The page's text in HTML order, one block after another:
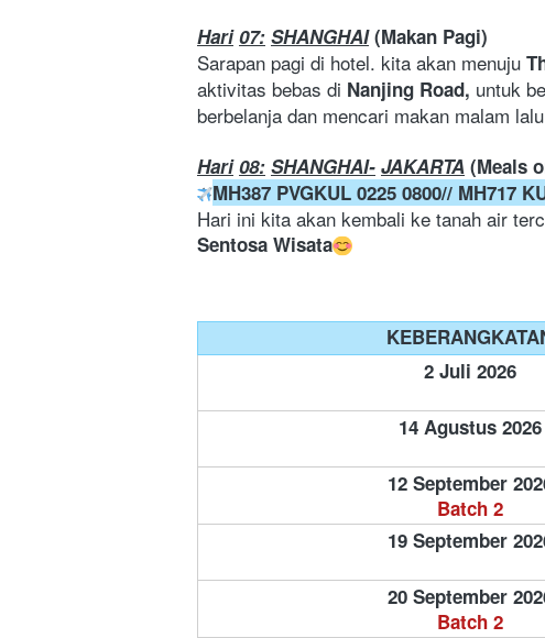
Hari 07: SHANGHAI (Makan Pagi)
Sarapan pagi di hotel. kita akan menuju
aktivitas bebas di Nanjing Road, untuk
berbelanja dan mencari makan malam
Hari 08: SHANGHAI- JAKARTA (Meals
MH387 PVGKUL 0225 0800// MH717
Sentosa Wisata
2 Juli 2026
14 Agustus 2026
12 September
Batch 2
19 September
20 September
Batch 2